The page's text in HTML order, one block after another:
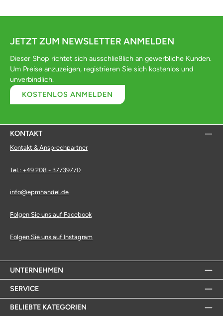
JETZT ZUM NEWSLETTER ANMELDEN
Dieser Shop richtet sich ausschließlich an gewerbliche Kunden.
Um Preise anzuzeigen, registrieren Sie sich kostenlos und
unverbindlich.
KOSTENLOS ANMELDEN
KONTAKT
Kontakt & Ansprechpartner
Tel.: +49 208 - 37739770
info@epmhandel.de
Folgen Sie uns auf Facebook
Folgen Sie uns auf Instagram
UNTERNEHMEN
SERVICE
BELIEBTE KATEGORIEN